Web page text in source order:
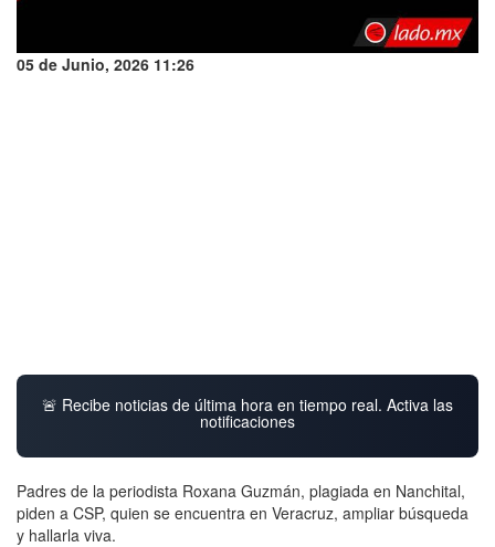
05 de Junio, 2026 11:26
🚨 Recibe noticias de última hora en tiempo real. Activa las
notificaciones
Padres de la periodista Roxana Guzmán, plagiada en Nanchital,
piden a CSP, quien se encuentra en Veracruz, ampliar búsqueda
y hallarla viva.